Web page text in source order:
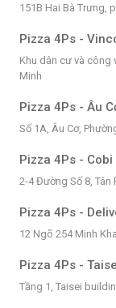
151B Hai Bà Trưng,
Pizza 4Ps -
Khu dân cư và công
Minh
Pizza 4Ps - Âu
Số 1A, Âu Cơ,
Pizza 4Ps - Cobi
2-4 Đường Số 8, Tân
Pizza 4Ps -
12 Ngõ 254 Minh
Pizza 4Ps -
Tầng 1, Taisei